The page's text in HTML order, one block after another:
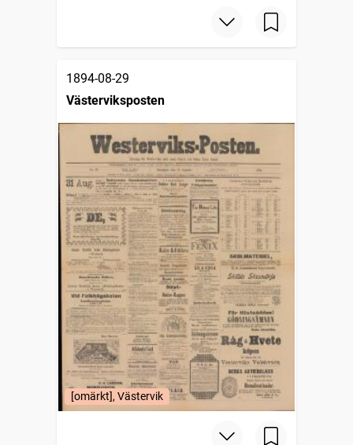
1894-08-29
Västerviksposten
[omärkt], Västervik